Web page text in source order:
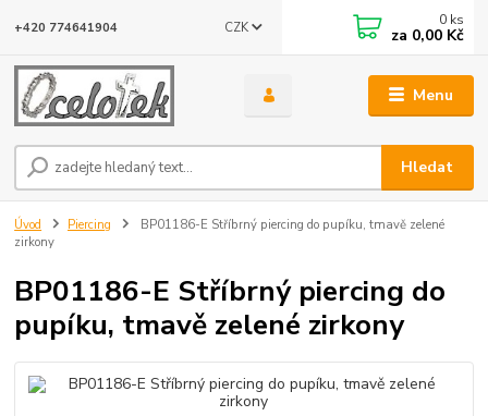
Menu
CZK
Hledat
+420 774641904 0 ks
za 0,00 Kč
Úvod Piercing
BP01186-E Stříbrný piercing do pupíku, tmavě zelené
zirkony
BP01186-E Stříbrný piercing do
pupíku, tmavě zelené zirkony